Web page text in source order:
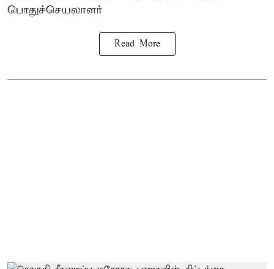
பொதுச்செயலாளர்
Read More